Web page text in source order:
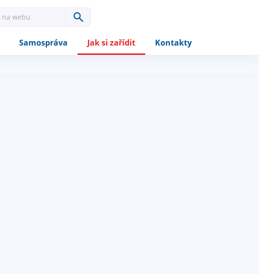
Samospráva Jak si zařídit Kontakty